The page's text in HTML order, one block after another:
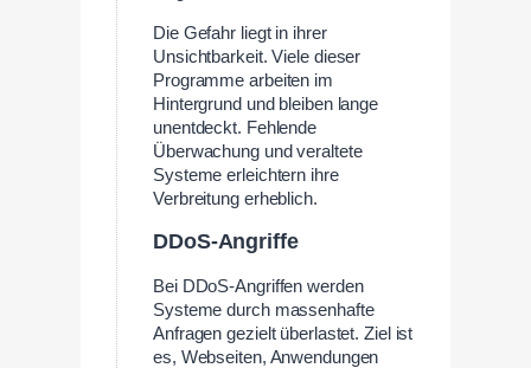
Die Gefahr liegt in ihrer
Unsichtbarkeit. Viele dieser
Programme arbeiten im
Hintergrund und bleiben lange
unentdeckt. Fehlende
Überwachung und veraltete
Systeme erleichtern ihre
Verbreitung erheblich.
DDoS-Angriffe
Bei DDoS-Angriffen werden
Systeme durch massenhafte
Anfragen gezielt überlastet. Ziel ist
es, Webseiten, Anwendungen